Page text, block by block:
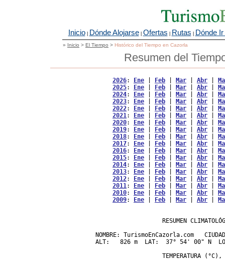
Inicio| Dónde Alojarse| Ofertas | Rutas | Dónde
» Inicio > El Tiempo > Histórico del Tiempo en Cazorla
Resumen del
2026: Ene Feb Mar Abr
2025: Ene Feb Mar Abr
2024: Ene Feb Mar Abr
2023: Ene Feb Mar Abr
2022: Ene Feb Mar Abr
2021: Ene Feb Mar Abr
2020: Ene Feb Mar Abr
2019: Ene Feb Mar Abr
2018: Ene Feb Mar Abr
2017: Ene Feb Mar Abr
2016: Ene Feb Mar Abr
2015: Ene Feb Mar Abr
2014: Ene Feb Mar Abr
2013: Ene Feb Mar Abr
2012: Ene Feb Mar Abr
2011: Ene Feb Mar Abr
2010: Ene Feb Mar Abr
2009: Ene Feb Mar Abr
RESUMEN
NOMBRE: TurismoEnCazorla.com
ALT:   826 m  LAT:  37° 54' 00" N
TEMPERATURA